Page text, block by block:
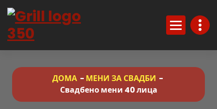
Skip
to
Content
ДОМА - МЕНИ ЗА СВАДБИ -
Свадбено мени 40 лица